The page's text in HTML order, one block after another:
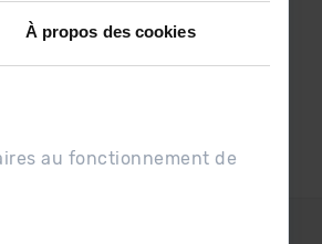
À propos des cookies
au fonctionnement de